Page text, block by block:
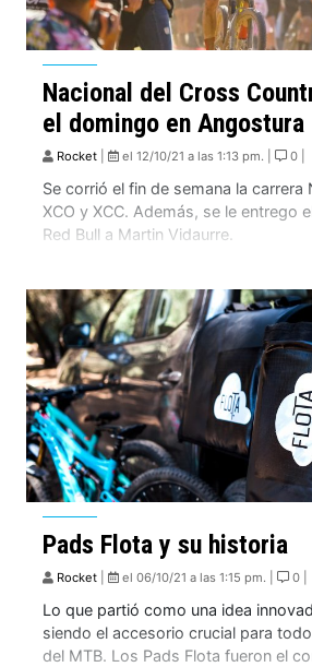
Nacional del Cross
el domingo en Angostura
Rocket el 12/10/21 a las 1:13 pm. | 0 |
Se corrió el fin de semana la carrera
XCO y XCC. Además, se le entrego
Red Bull a Martin Vidaurre.
Pads Flota y su historia
Rocket el 06/10/21 a las 1:15 pm. | 0 |
Lo que partió como una idea
siendo el accesorio crucial para
del MTB. Los Pads Flota fueron el